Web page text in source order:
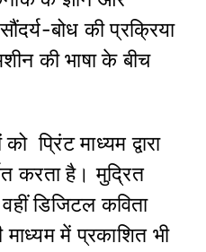
बोध की प्रक्रिया
की भाषा के बीच
प्रिंट माध्यम द्वारा
करता है। मुद्रित
डिजिटल कविता
में प्रकाशित भी